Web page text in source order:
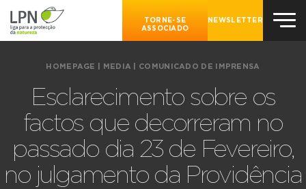
TORNE-SE
ASSOCIADO
NEWSLETTER
HOMEPAGE MEDIA COMUNICADO DE IMPRENSA
Esclarecimento sobre os
factos que decorreram no
passado dia 23 de Fevereiro,
no julgamento da Providência